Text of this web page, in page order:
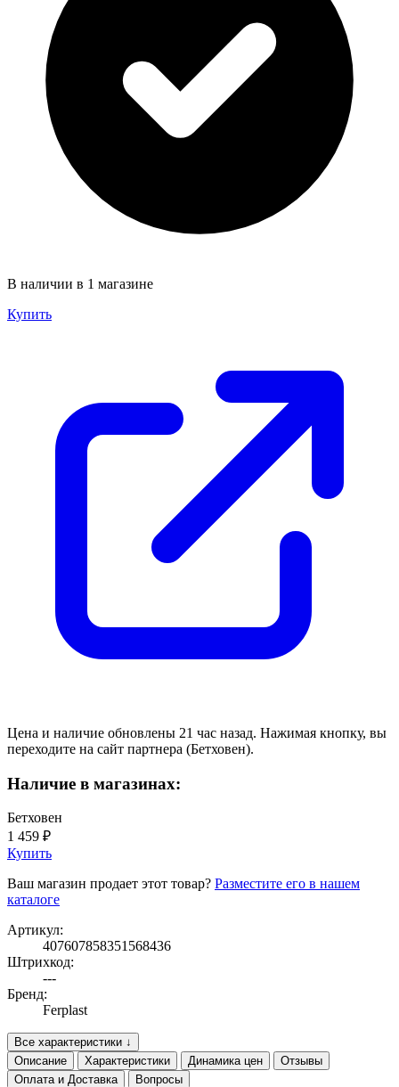
В наличии в 1 магазине
Купить
Цена и наличие обновлены 21 час назад. Нажимая кнопку, вы
переходите на сайт партнера (Бетховен).
Наличие в магазинах:
Бетховен
1 459 ₽
Купить
Ваш магазин продает этот товар? Разместите его в нашем
каталоге
Артикул:
407607858351568436
Штрихкод:
---
Бренд:
Ferplast
Все характеристики ↓
Описание
Характеристики Динамика цен
Отзывы
Оплата и Доставка
Вопросы